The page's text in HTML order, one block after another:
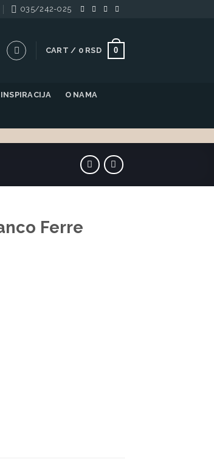
035/242-025
CART / 0 RSD 0
INSPIRACIJA O NAMA
Ferre